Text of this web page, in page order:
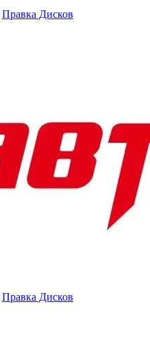
Правка Дисков
Правка Дисков